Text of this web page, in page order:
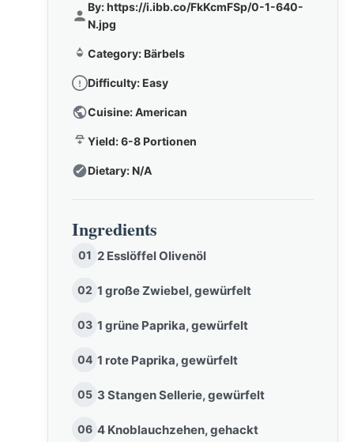
By:https://i.ibb.co/FkKcmFSp/0-1-640-
N.jpg
Category:Bärbels
Difficulty:Easy
Cuisine:American
Yield:6-8 Portionen
Dietary:N/A
Ingredients
01 2 Esslöffel Olivenöl
02 1 große Zwiebel, gewürfelt
03 1 grüne Paprika, gewürfelt
04 1 rote Paprika, gewürfelt
05 3 Stangen Sellerie, gewürfelt
06 4 Knoblauchzehen, gehackt